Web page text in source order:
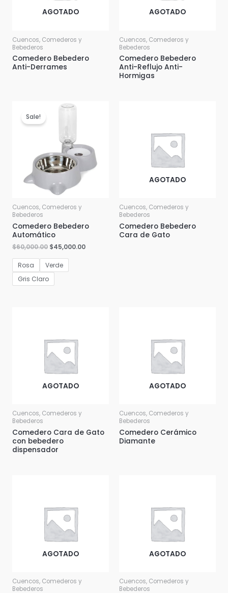
AGOTADO
Cuencos, Comederos y
Bebederos
Comedero Bebedero
Anti-Derrames
AGOTADO
Cuencos, Comederos y
Bebederos
Comedero Bebedero
Anti-Reflujo Anti-
Hormigas
Sale!
Cuencos, Comederos y
Bebederos
Comedero Bebedero
Automático
$60,000.00 $45,000.00
Rosa
Verde
Gris Claro
AGOTADO
Cuencos, Comederos y
Bebederos
Comedero Bebedero
Cara de Gato
AGOTADO
Cuencos, Comederos y
Bebederos
Comedero Cara de Gato
con bebedero
dispensador
AGOTADO
Cuencos, Comederos y
Bebederos
Comedero Cerámico
Diamante
AGOTADO
Cuencos, Comederos y
Bebederos
AGOTADO
Cuencos, Comederos y
Bebederos